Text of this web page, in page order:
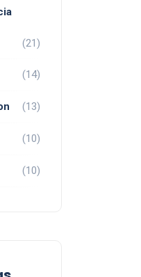
(21)
(14)
(13)
(10)
(10)